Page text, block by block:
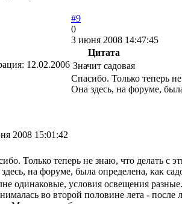
12.02.2006
#9
0
3 июня 2008 14:47:45
Цитата
Значит садовая
Спасибо. Только теперь
Она здесь, на форуме,
2008 15:01:42
Только теперь не знаю, что делать с
на форуме, была определена, как
одинаковые, условия освещения
во второй половине лета -